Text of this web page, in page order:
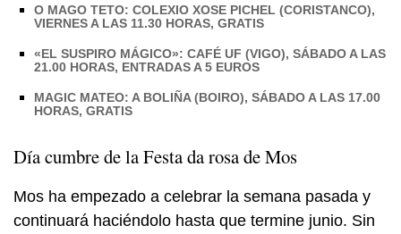
O MAGO TETO: COLEXIO XOSE PICHEL (CORISTANCO),
VIERNES A LAS 11.30 HORAS, GRATIS
«EL SUSPIRO MÁGICO»: CAFÉ UF (VIGO), SÁBADO A LAS
21.00 HORAS, ENTRADAS A 5 EUROS
MAGIC MATEO: A BOLIÑA (BOIRO), SÁBADO A LAS 17.00
HORAS, GRATIS
Día cumbre de la Festa da rosa de Mos
Mos ha empezado a celebrar la semana pasada y
continuará haciéndolo hasta que termine junio. Sin